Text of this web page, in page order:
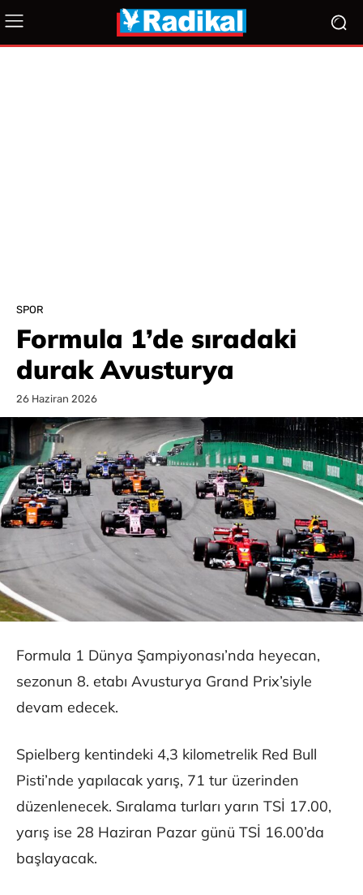
SPOR
Formula 1’de sıradaki
durak Avusturya
26 Haziran 2026
Formula 1 Dünya Şampiyonası’nda heyecan,
sezonun 8. etabı Avusturya Grand Prix’siyle
devam edecek.
Spielberg kentindeki 4,3 kilometrelik Red Bull
Pisti’nde yapılacak yarış, 71 tur üzerinden
düzenlenecek. Sıralama turları yarın TSİ 17.00,
yarış ise 28 Haziran Pazar günü TSİ 16.00’da
başlayacak.